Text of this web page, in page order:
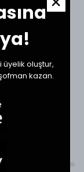
72
72
üyelik oluştur,
kazan.